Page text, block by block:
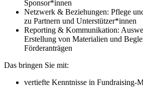
Sponsor*innen
Netzwerk & Beziehungen: Pflege
zu Partnern und Unterstützer*innen
Reporting & Kommunikation:
Erstellung von Materialien und
Förderanträgen
Das bringen Sie mit:
vertiefte Kenntnisse in Fundraising-